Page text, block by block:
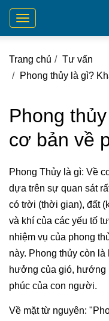
Toggle
navigation
Trang chủ
Tư vấn
Phong thủy là gì?
Phong
cơ bản về
Phong Thủy là gì: Về
dựa trên sự quan sát
có trời (thời gian), đất
và khí của các yếu tố
nhiệm vụ của phong
này. Phong thủy còn
hưởng của gió, hướng
phúc của con người.
Về mặt từ nguyên: